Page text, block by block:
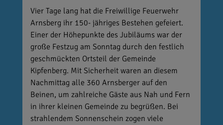
Vier Tage lang hat die Freiwillige Feuerwehr
Arnsberg ihr 150- jähriges Bestehen gefeiert.
Einer der Höhepunkte des Jubiläums war der
große Festzug am Sonntag durch den festlich
geschmückten Ortsteil der Gemeinde
Kipfenberg. Mit Sicherheit waren an diesem
Nachmittag alle 360 Arnsberger auf den
Beinen, um zahlreiche Gäste aus Nah und Fern
in ihrer kleinen Gemeinde zu begrüßen. Bei
strahlendem Sonnenschein zogen viele